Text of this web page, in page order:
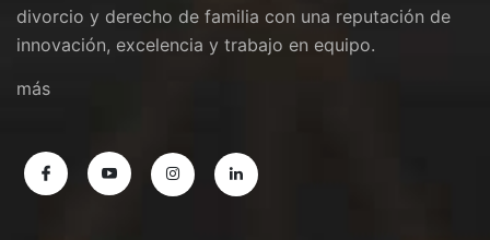
divorcio y derecho de familia con una reputación de
innovación, excelencia y trabajo en equipo.
más